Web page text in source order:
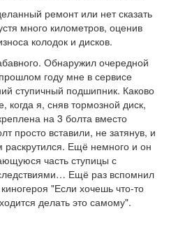
ремонт или нет сказать
много километров, оценив
колодок и дисков.
Обнаружил очередной
году мне в сервисе
ступичный подшипник. Каково
я, сняв тормозной диск,
на 3 болта вместо
просто вставили, не затянув, и
Ещё немного и он
часть ступицы с
Ещё раз вспомнил
"Если хочешь что-то
делать это самому".